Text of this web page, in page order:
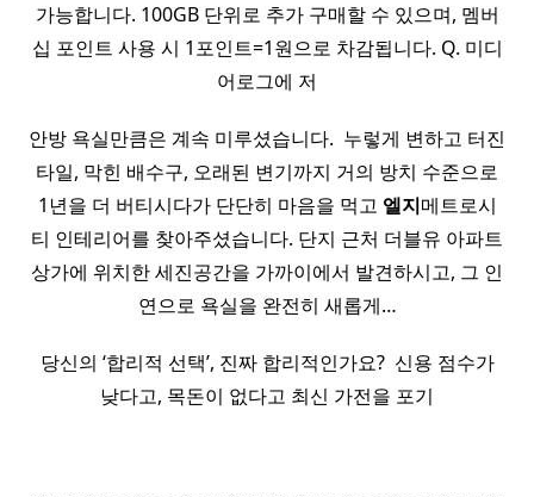
가능합니다. 100GB 단위로 추가 구매할 수 있으며, 멤버
십 포인트 사용 시 1포인트=1원으로 차감됩니다. Q. 미디
어로그에 저
안방 욕실만큼은 계속 미루셨습니다. ​ 누렇게 변하고 터진
타일, 막힌 배수구, 오래된 변기까지 거의 방치 수준으로
1년을 더 버티시다가 단단히 마음을 먹고 엘지메트로시
티 인테리어를 찾아주셨습니다. 단지 근처 더블유 아파트
상가에 위치한 세진공간을 가까이에서 발견하시고, 그 인
연으로 욕실을 완전히 새롭게…
당신의 ‘합리적 선택’, 진짜 합리적인가요? ​ 신용 점수가
낮다고, 목돈이 없다고 최신 가전을 포기